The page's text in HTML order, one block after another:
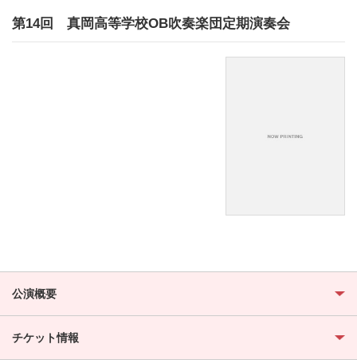
第14回 真岡高等学校OB吹奏楽団定期演奏会
公演概要
チケット情報